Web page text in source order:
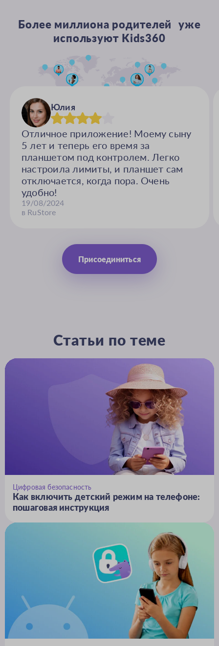
Более миллиона родителей уже
используют Kids360
Присоединиться
Юлия
Отличное приложение! Моему сыну
5 лет и теперь его время за
планшетом под контролем. Легко
настроила лимиты, и планшет сам
отключается, когда пора. Очень
удобно!
19/08/2024
в RuStore
Статьи по теме
Цифровая безопасность
Как включить детский режим на телефоне:
пошаговая инструкция